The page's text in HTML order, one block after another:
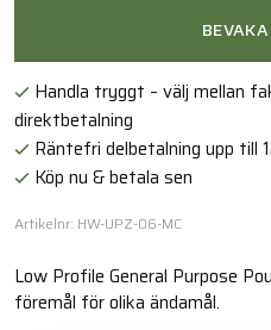
BEVAKA
Handla tryggt – välj mellan
direktbetalning
Räntefri delbetalning upp till
Köp nu & betala sen
Artikelnr: HW-UPZ-06-MC
Low Profile General Purpose
föremål för olika ändamål.